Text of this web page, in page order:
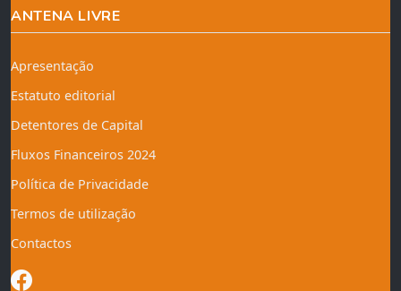
ANTENA LIVRE
Apresentação
Estatuto editorial
Detentores de Capital
Fluxos Financeiros 2024
Política de Privacidade
Termos de utilização
Contactos